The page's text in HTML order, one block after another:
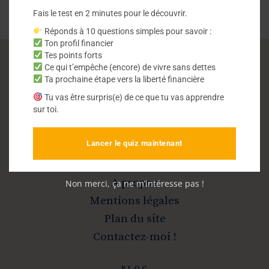
Vivre sans dettes
Sortir de la dette et devenir libre
A propos
Mentions légales
Plan du site
Contactez-moi !
Fais le test en 2 minutes pour le découvrir.
Réponds à 10 questions simples pour savoir :
Ton profil financier
Tes points forts
Ce qui t’empêche (encore) de vivre sans dettes
Ta prochaine étape vers la liberté financière
Tu vas être surpris(e) de ce que tu vas apprendre
sur toi.
Lancer le quiz maintenant
Non merci, ça ne m’intéresse pas !